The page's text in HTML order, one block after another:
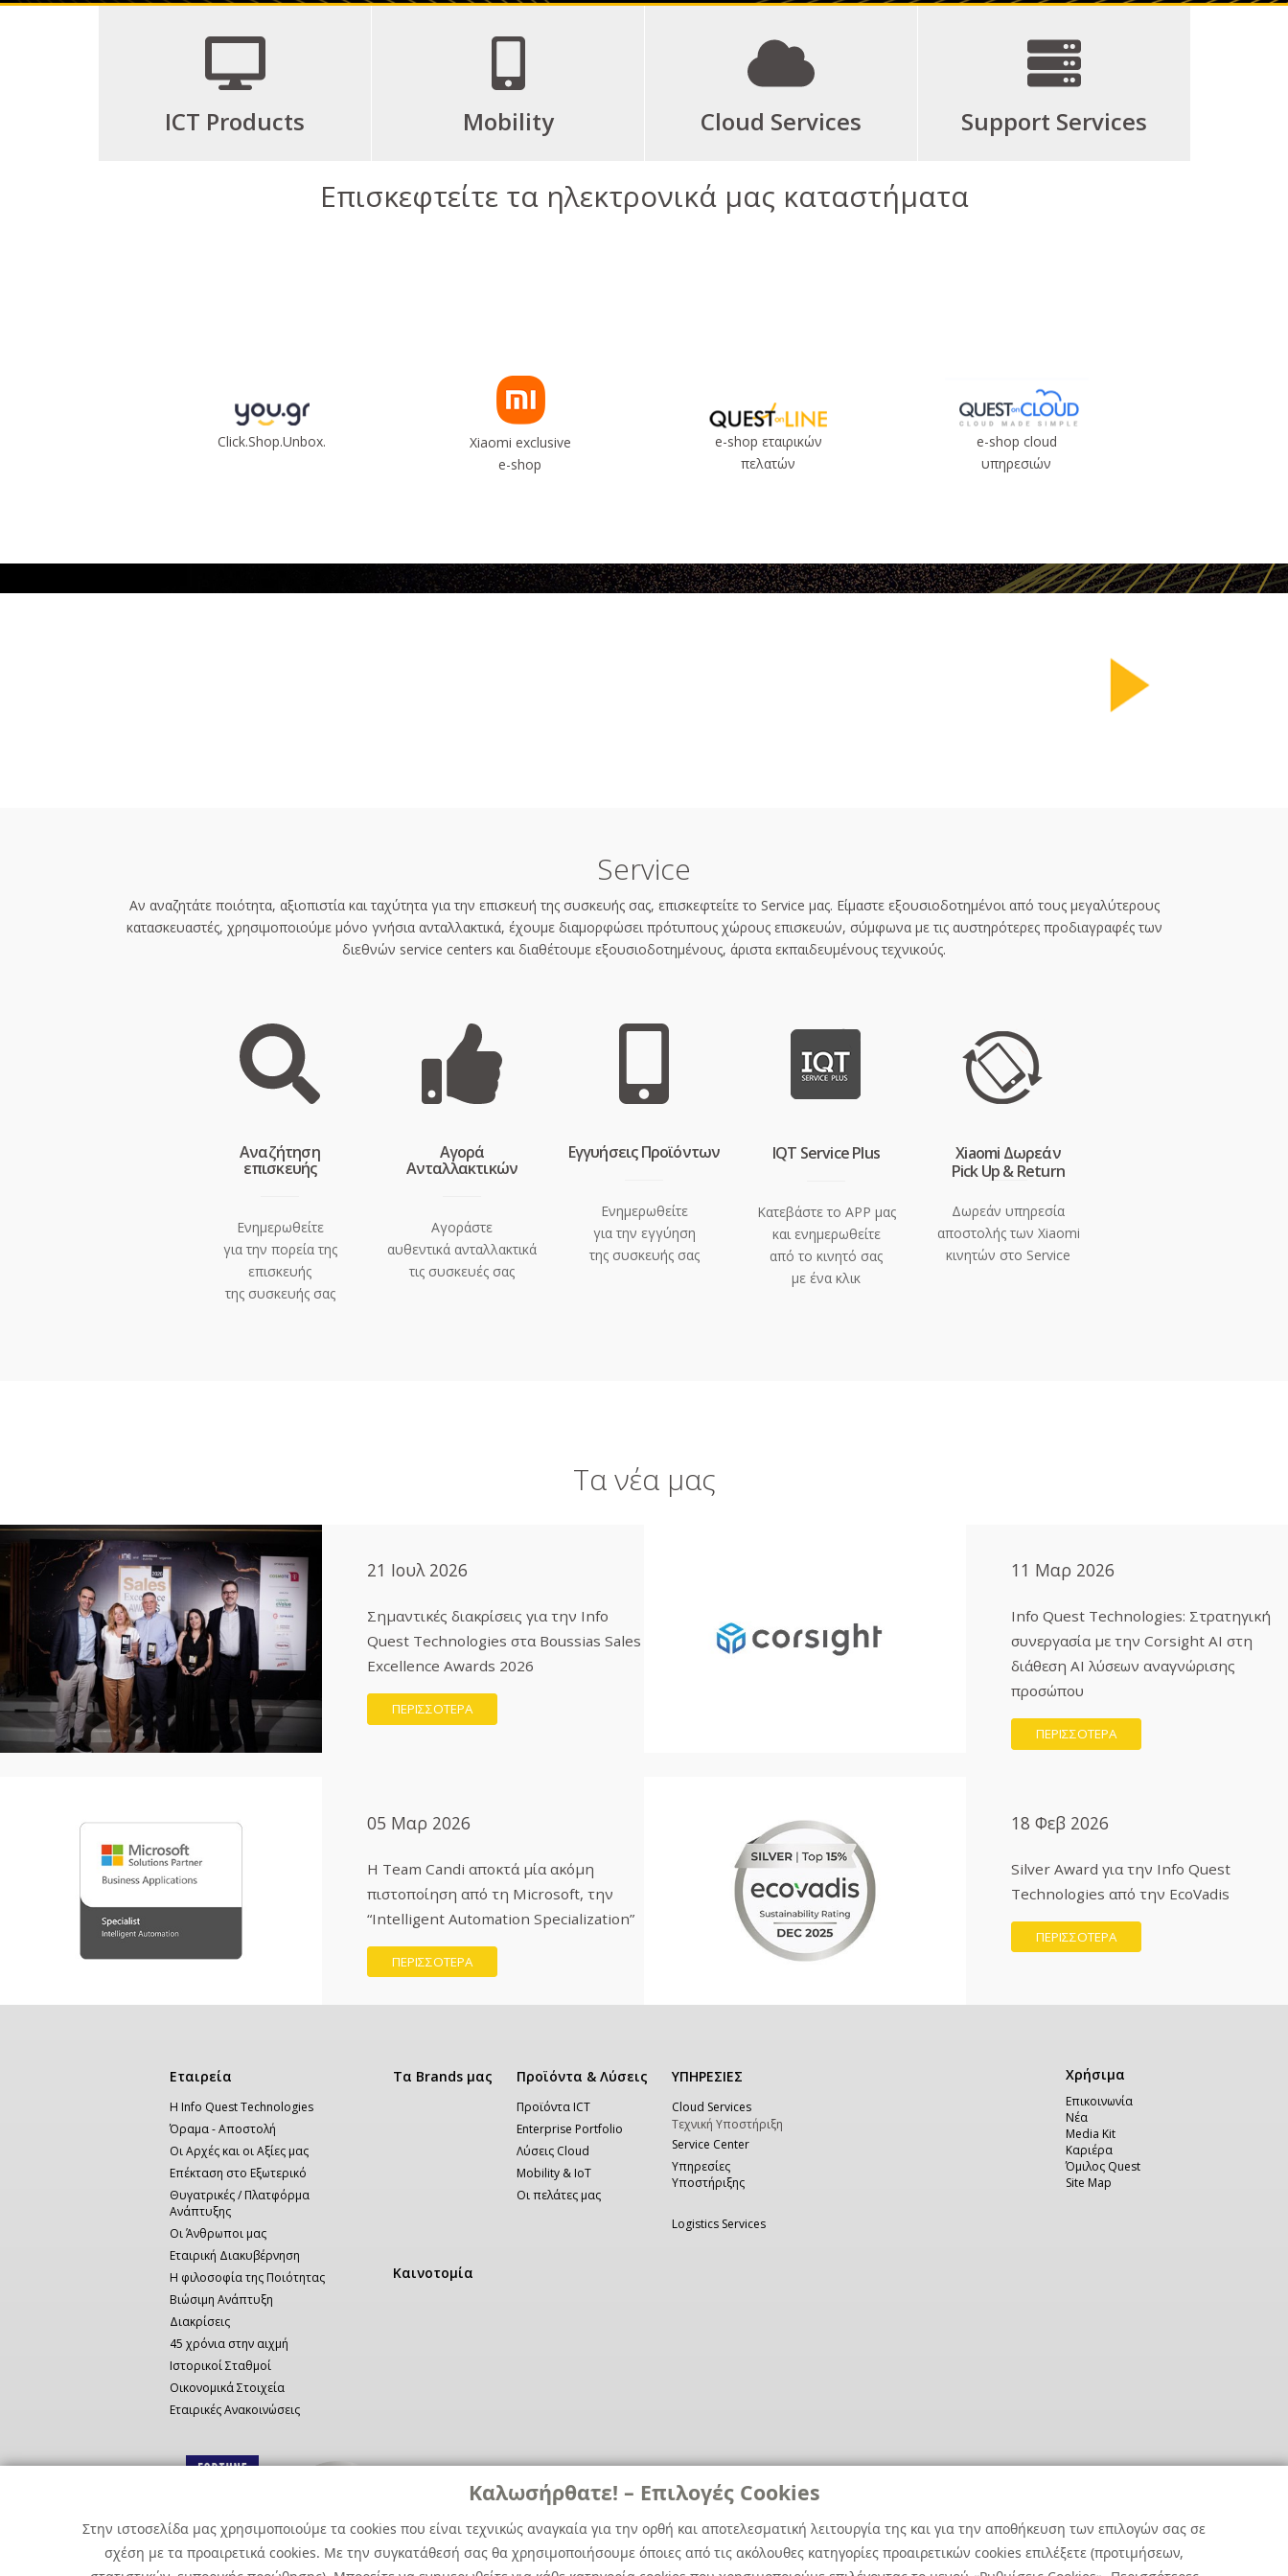
Καλωσήρθατε! – Επιλογές Cookies
Στην ιστοσελίδα μας χρησιμοποιούμε τα cookies που είναι τεχνικώς αναγκαία για την ορθή και αποτελεσματική λειτουργία της και για την αποθήκευση των επιλογών σας σε
σχέση με τα προαιρετικά cookies. Με την συγκατάθεσή σας θα χρησιμοποιήσουμε όποιες από τις ακόλουθες κατηγορίες προαιρετικών cookies επιλέξετε (προτιμήσεων,
ICT Products Mobility Cloud Services Support Services
Επισκεφτείτε τα ηλεκτρονικά μας καταστήματα
Click.Shop.Unbox.
Xiaomi exclusive
e-shop
e-shop εταιρικών
πελατών
e-shop cloud
υπηρεσιών
Service
Αν αναζητάτε ποιότητα, αξιοπιστία και ταχύτητα για την επισκευή της συσκευής σας, επισκεφτείτε το Service μας. Είμαστε εξουσιοδοτημένοι από τους μεγαλύτερους
κατασκευαστές, χρησιμοποιούμε μόνο γνήσια ανταλλακτικά, έχουμε διαμορφώσει πρότυπους χώρους επισκευών, σύμφωνα με τις αυστηρότερες προδιαγραφές των
διεθνών service centers και διαθέτουμε εξουσιοδοτημένους, άριστα εκπαιδευμένους τεχνικούς.
Aναζήτηση
επισκευής
Ενημερωθείτε
για την πορεία της
επισκευής
της συσκευής σας
Aγορά
Ανταλλακτικών
Αγοράστε
αυθεντικά ανταλλακτικά
τις συσκευές σας
Eγγυήσεις Προϊόντων
Ενημερωθείτε
για την εγγύηση
της συσκευής σας
IQT Service Plus
Κατεβάστε το APP μας
και ενημερωθείτε
από το κινητό σας
με ένα κλικ
Xiaomi Δωρεάν
Pick Up & Return
Δωρεάν υπηρεσία
αποστολής των Xiaomi
κινητών στο Service
Τα νέα μας
21 Ιουλ 2026
Σημαντικές διακρίσεις για την Info
Quest Technologies στα Boussias Sales
Excellence Awards 2026
ΠΕΡΙΣΣΟΤΕΡΑ
11 Μαρ 2026
Info Quest Technologies: Στρατηγική
συνεργασία με την Corsight AI στη
διάθεση ΑΙ λύσεων αναγνώρισης
προσώπου
ΠΕΡΙΣΣΟΤΕΡΑ
05 Μαρ 2026
H Team Candi αποκτά μία ακόμη
πιστοποίηση από τη Microsoft, την
“Intelligent Automation Specialization”
ΠΕΡΙΣΣΟΤΕΡΑ
18 Φεβ 2026
Silver Award για την Info Quest
Technologies από την EcoVadis
ΠΕΡΙΣΣΟΤΕΡΑ
Κεντρική
πλοήγηση
Εταιρεία
Η Info Quest Technologies
Όραμα - Αποστολή
Οι Αρχές και οι Αξίες μας
Επέκταση στο Εξωτερικό
Θυγατρικές / Πλατφόρμα
Ανάπτυξης
Οι Άνθρωποι μας
Εταιρική Διακυβέρνηση
Η φιλοσοφία της Ποιότητας
Βιώσιμη Ανάπτυξη
Διακρίσεις
45 χρόνια στην αιχμή
Ιστορικοί Σταθμοί
Οικονομικά Στοιχεία
Εταιρικές Ανακοινώσεις
Τα Brands μας Προϊόντα & Λύσεις
Προϊόντα ICT
Enterprise Portfolio
Λύσεις Cloud
Mobility & IoT
Οι πελάτες μας
ΥΠΗΡΕΣΙΕΣ
Cloud Services
Τεχνική Υποστήριξη
Service Center
Υπηρεσίες
Υποστήριξης
Logistics Services
Καινοτομία
Χρήσιμα
Χρήσιμα
Επικοινωνία
Νέα
Media Kit
Καριέρα
Όμιλος Quest
Site Map